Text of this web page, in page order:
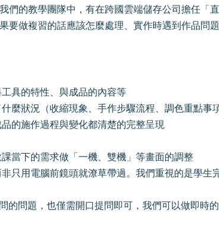
的教學團隊中，有在跨國雲端儲存公司擔任「
做複習的話應該怎麼處理、實作時遇到作品問
具的特性、與成品的內容等
麼狀況（收縮現象、手作步驟流程、調色重點事
的施作過程與變化都清楚的完整呈現
當下的需求做「一機、雙機」等畫面的調整
只用電腦前鏡頭就潦草帶過。我們重視的是學生
的問題，也僅需開口提問即可，我們可以做即時